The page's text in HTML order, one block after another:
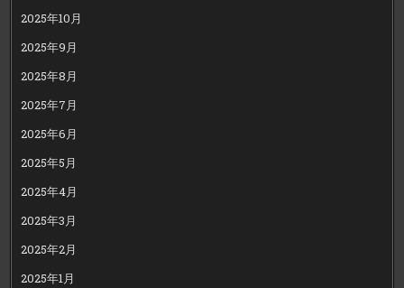
2025年10月
2025年9月
2025年8月
2025年7月
2025年6月
2025年5月
2025年4月
2025年3月
2025年2月
2025年1月